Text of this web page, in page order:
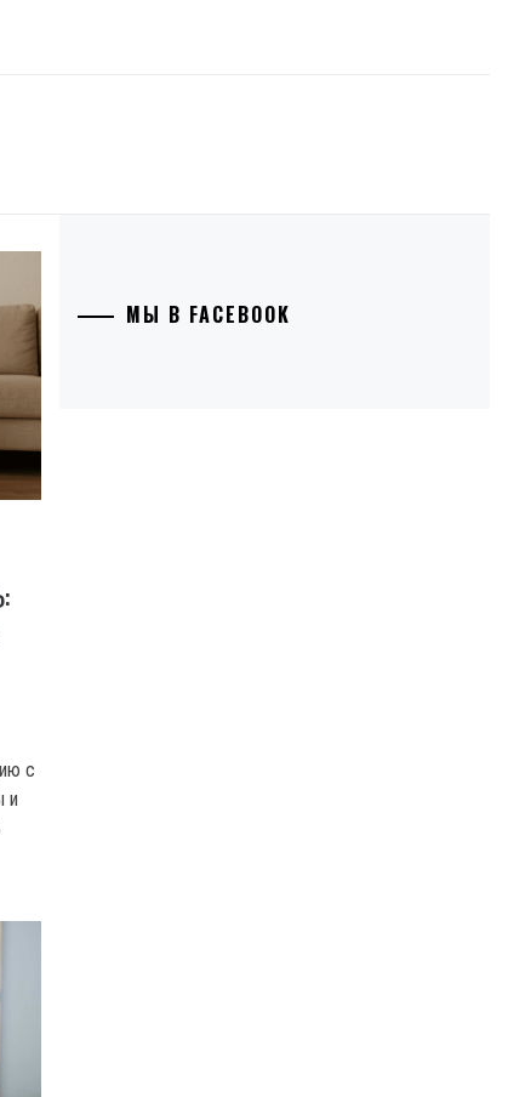
с
и
МЫ В FACEBOOK